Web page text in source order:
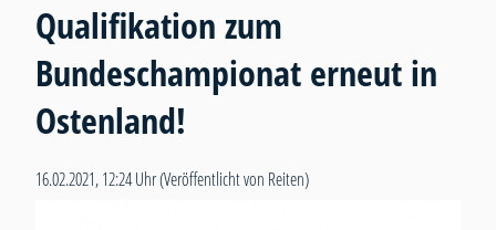
Qualifikation zum
Bundeschampionat erneut in
Ostenland!
16.02.2021, 12:24 Uhr(Veröffentlicht von Reiten)